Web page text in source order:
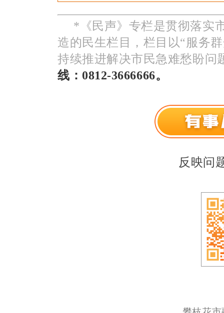
*《民声》专栏是贯彻落实
造的民生栏目，栏目以“服务
持续推进解决市民急难愁盼问
线：0812-3666666。
反映问